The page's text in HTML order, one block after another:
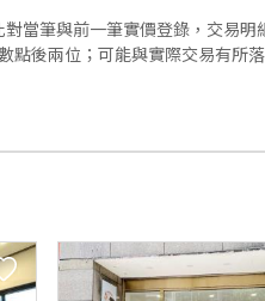
當筆與前一筆實價登錄，交易
後兩位；可能與實際交易有所